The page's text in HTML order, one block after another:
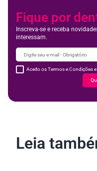
Fique por
Inscreva-se e receba
interessam.
Aceito os Termos e Condições
Leia